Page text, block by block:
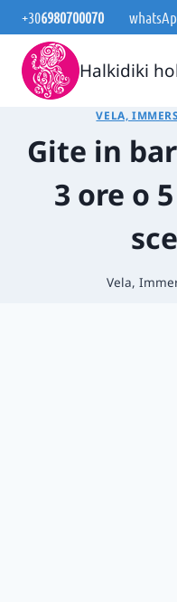
Salta
al
contenuto
+306980700070
Halkidiki
VELA,
Gite in
3 ore o
Vela,